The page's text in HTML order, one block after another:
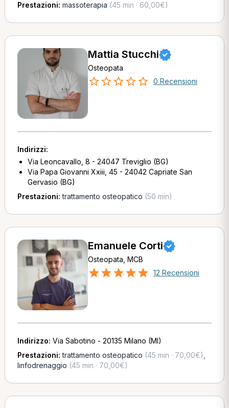
Prestazioni: massoterapia (45 min · 60,00€)
Mattia Stucchi
Osteopata
0 Recensioni
Indirizzi:
Via Leoncavallo, 8 - 24047 Treviglio (BG)
Via Papa Giovanni Xxiii, 45 - 24042 Capriate San
Gervasio (BG)
Prestazioni:trattamento osteopatico (50 min)
Emanuele Corti
Osteopata, MCB
12 Recensioni
Indirizzo: Via Sabotino - 20135 Milano (MI)
Prestazioni:trattamento osteopatico (45 min · 70,00€)
linfodrenaggio (45 min · 70,00€)